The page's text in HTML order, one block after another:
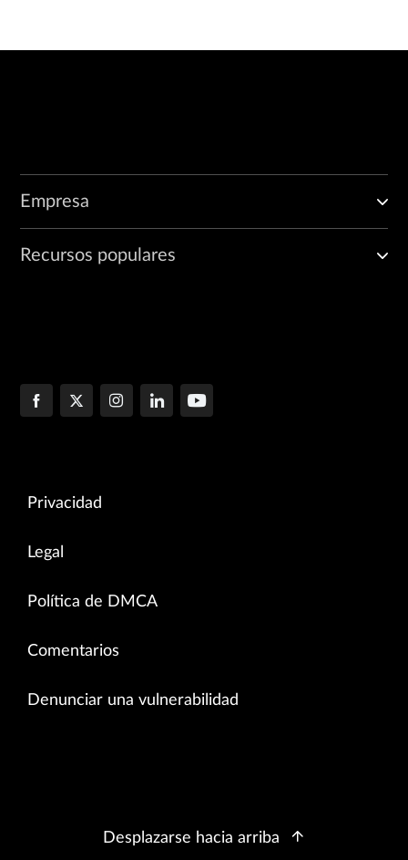
Empresa
Recursos populares
Privacidad
Legal
Política de DMCA
Comentarios
Denunciar una vulnerabilidad
Desplazarse hacia arriba